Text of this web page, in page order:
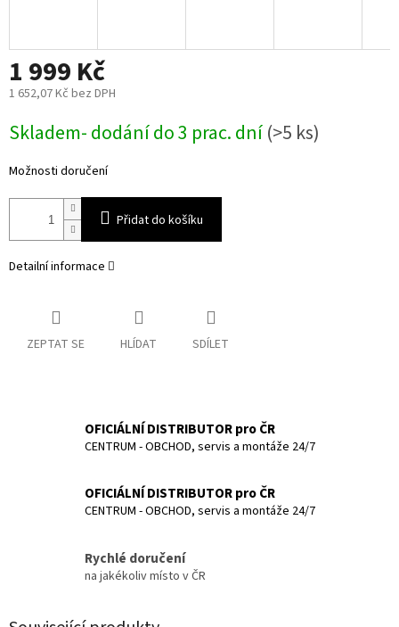
1 999 Kč
1 652,07 Kč bez DPH
cena:
Skladem- dodání do 3 prac. dní(>5 ks)
Možnosti doručení
Přidat do košíku
Detailní informace
ZEPTAT SE HLÍDAT SDÍLET
OFICIÁLNÍ DISTRIBUTOR pro ČR
CENTRUM - OBCHOD, servis a montáže 24/7
OFICIÁLNÍ DISTRIBUTOR pro ČR
CENTRUM - OBCHOD, servis a montáže 24/7
Rychlé doručení
na jakékoliv místo v ČR